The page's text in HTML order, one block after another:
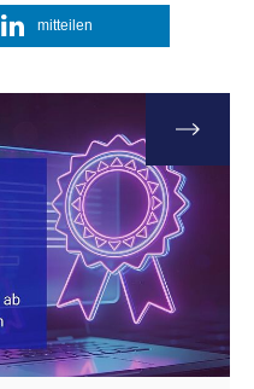
mitteilen